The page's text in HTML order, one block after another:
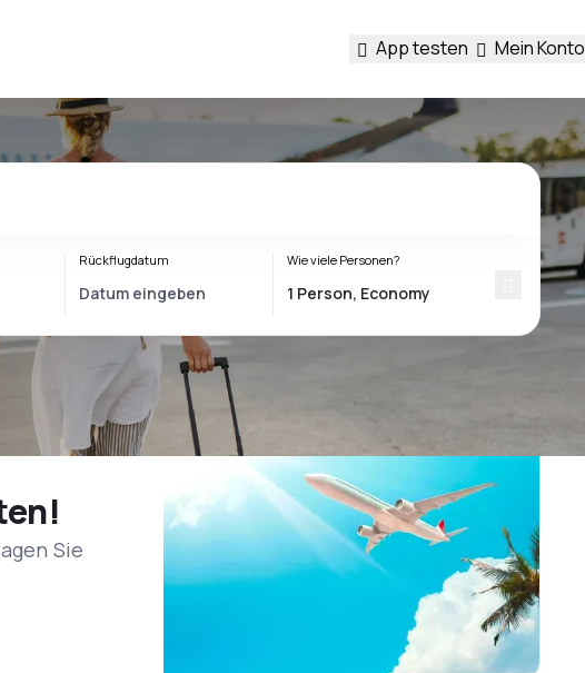
App testen Mein Konto
Rückflugdatum Wie viele Personen?
Sie